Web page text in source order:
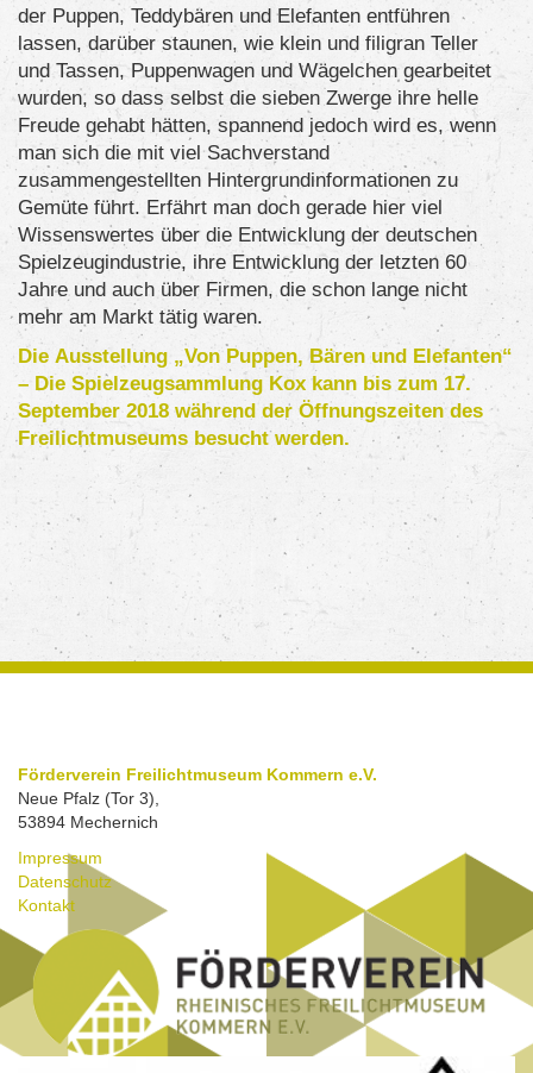
der Puppen, Teddybären und Elefanten entführen
lassen, darüber staunen, wie klein und filigran Teller
und Tassen, Puppenwagen und Wägelchen gearbeitet
wurden, so dass selbst die sieben Zwerge ihre helle
Freude gehabt hätten, spannend jedoch wird es, wenn
man sich die mit viel Sachverstand
zusammengestellten Hintergrundinformationen zu
Gemüte führt. Erfährt man doch gerade hier viel
Wissenswertes über die Entwicklung der deutschen
Spielzeugindustrie, ihre Entwicklung der letzten 60
Jahre und auch über Firmen, die schon lange nicht
mehr am Markt tätig waren.
Die Ausstellung „Von Puppen, Bären und Elefanten“
– Die Spielzeugsammlung Kox kann bis zum 17.
September 2018 während der Öffnungszeiten des
Freilichtmuseums besucht werden.
Förderverein Freilichtmuseum Kommern e.V.
Neue Pfalz (Tor 3),
53894 Mechernich
Impressum
Datenschutz
Kontakt